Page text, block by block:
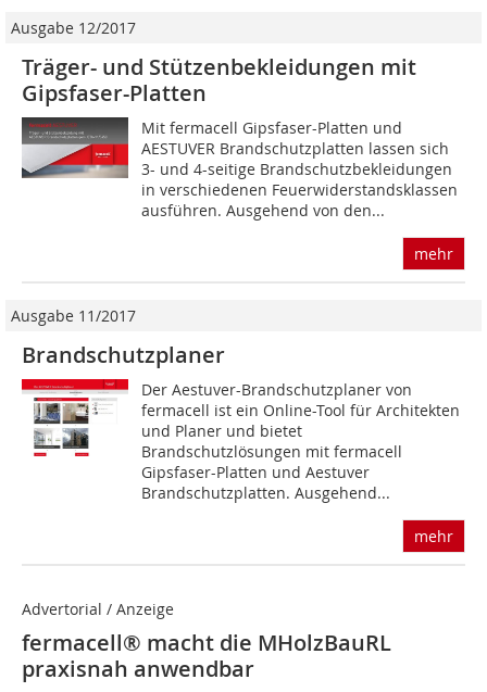
Ausgabe 12/2017
Träger- und Stützenbekleidungen mit
Gipsfaser-Platten
Mit fermacell Gipsfaser-Platten und
AESTUVER Brandschutzplatten lassen sich
3- und 4-seitige Brandschutzbekleidungen
in verschiedenen Feuerwiderstandsklassen
ausführen. Ausgehend von den...
mehr
Ausgabe 11/2017
Brandschutzplaner
Der Aestuver-Brandschutzplaner von
fermacell ist ein Online-Tool für Architekten
und Planer und bietet
Brandschutzlösungen mit fermacell
Gipsfaser-Platten und Aestuver
Brandschutzplatten. Ausgehend...
mehr
Advertorial / Anzeige
fermacell® macht die MHolzBauRL
praxisnah anwendbar